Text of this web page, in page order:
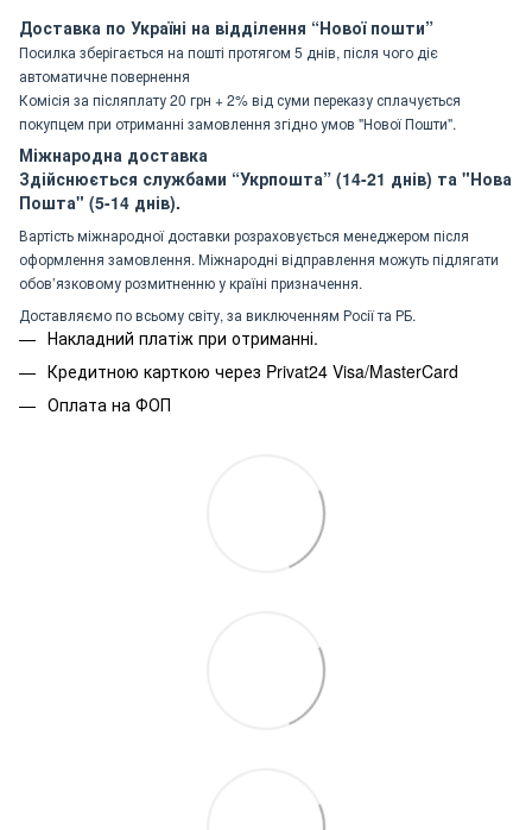
Доставка по Україні на відділення “Нової пошти”
Посилка зберігається на пошті протягом 5 днів, після чого діє
автоматичне повернення
Комісія за післяплату 20 грн + 2% від суми переказу сплачується
покупцем при отриманні замовлення згідно умов "Нової Пошти".
Міжнародна доставка
Здійснюється службами “Укрпошта” (14-21 днів) та "Нова
Пошта" (5-14 днів).
Вартість міжнародної доставки розраховується менеджером після
оформлення замовлення. Міжнародні відправлення можуть підлягати
обов’язковому розмитненню у країні призначення.
Доставляємо по всьому світу, за виключенням Росії та РБ.
Накладний платіж при отриманні.
Кредитною карткою через Privat24 Visa/MasterCard
Оплата на ФОП